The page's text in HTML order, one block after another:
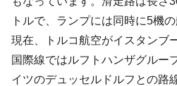
トルで、ランプには同時に5機
現在、トルコ航空がイスタンブ
国際線ではルフトハンザグルー
イツのデュッセルドルフとの路